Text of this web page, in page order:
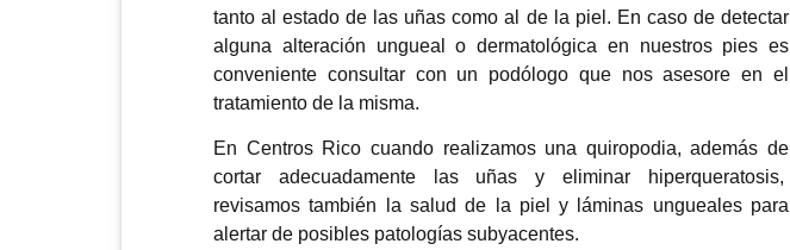
tanto al estado de las uñas como al de la piel. En caso de detectar
alguna alteración ungueal o dermatológica en nuestros pies es
conveniente consultar con un podólogo que nos asesore en el
tratamiento de la misma.
En Centros Rico cuando realizamos una quiropodia, además de
cortar adecuadamente las uñas y eliminar hiperqueratosis,
revisamos también la salud de la piel y láminas ungueales para
alertar de posibles patologías subyacentes.